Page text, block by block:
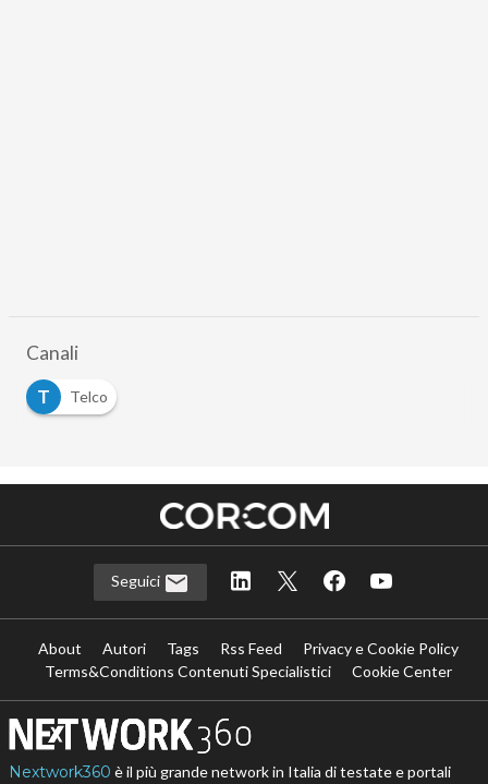
Canali
T
Telco
Seguici
About Autori Tags Rss Feed
Privacy e Cookie Policy
Terms&Conditions Contenuti Specialistici
Cookie Center
Nextwork360 è il più grande network in Italia di testate e portali